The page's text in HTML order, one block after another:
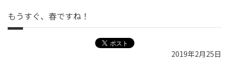
もうすぐ、春ですね！
2019年2月25日